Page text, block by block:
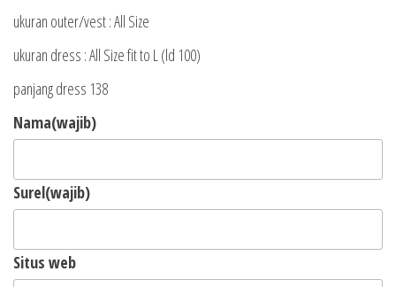
ukuran outer/vest : All Size
ukuran dress : All Size fit to L (ld 100)
panjang dress 138
Nama(wajib)
Surel(wajib)
Situs web